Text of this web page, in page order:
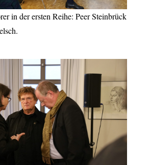
in der ersten Reihe: Peer Steinbrück